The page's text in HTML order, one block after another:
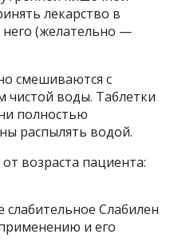
лекарство в
него (желательно —
смешиваются с
чистой воды. Таблетки
полностью
распылять водой.
возраста пациента: